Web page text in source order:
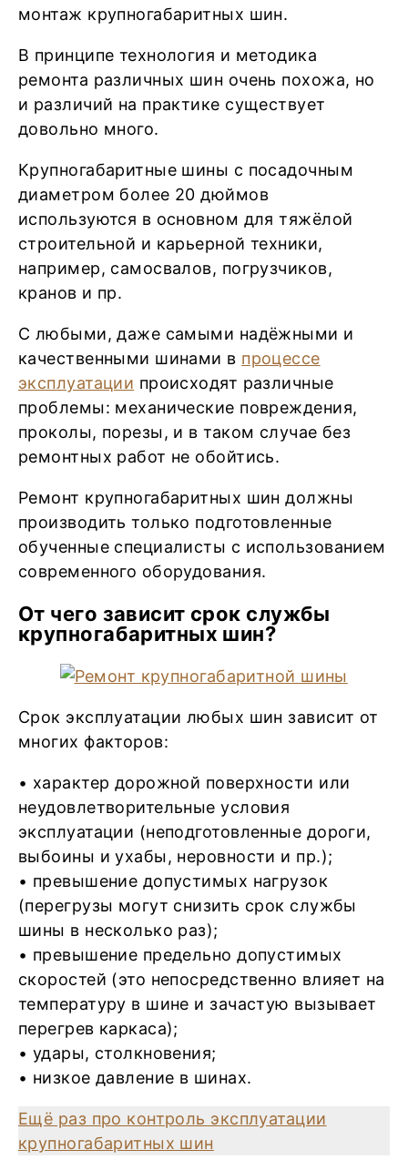
монтаж крупногабаритных шин.
В принципе технология и методика
ремонта различных шин очень похожа, но
и различий на практике существует
довольно много.
Крупногабаритные шины с посадочным
диаметром более 20 дюймов
используются в основном для тяжёлой
строительной и карьерной техники,
например, самосвалов, погрузчиков,
кранов и пр.
С любыми, даже самыми надёжными и
качественными шинами в процессе
эксплуатации происходят различные
проблемы: механические повреждения,
проколы, порезы, и в таком случае без
ремонтных работ не обойтись.
Ремонт крупногабаритных шин должны
производить только подготовленные
обученные специалисты с использованием
современного оборудования.
От чего зависит срок службы
крупногабаритных шин?
Срок эксплуатации любых шин зависит от
многих факторов:
• характер дорожной поверхности или
неудовлетворительные условия
эксплуатации (неподготовленные дороги,
выбоины и ухабы, неровности и пр.);
• превышение допустимых нагрузок
(перегрузы могут снизить срок службы
шины в несколько раз);
• превышение предельно допустимых
скоростей (это непосредственно влияет на
температуру в шине и зачастую вызывает
перегрев каркаса);
• удары, столкновения;
• низкое давление в шинах.
Ещё раз про контроль эксплуатации
крупногабаритных шин